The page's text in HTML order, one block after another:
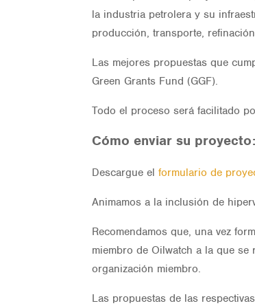
la industria petrolera y su
producción, transporte,
Las mejores propuestas que
Green Grants Fund (GGF).
Todo el proceso será facilitado
Cómo enviar su proyecto:
Descargue elformulario de
Animamos a la inclusión de
Recomendamos que, una vez
miembro de Oilwatch a la que
organización miembro.
Las propuestas de las